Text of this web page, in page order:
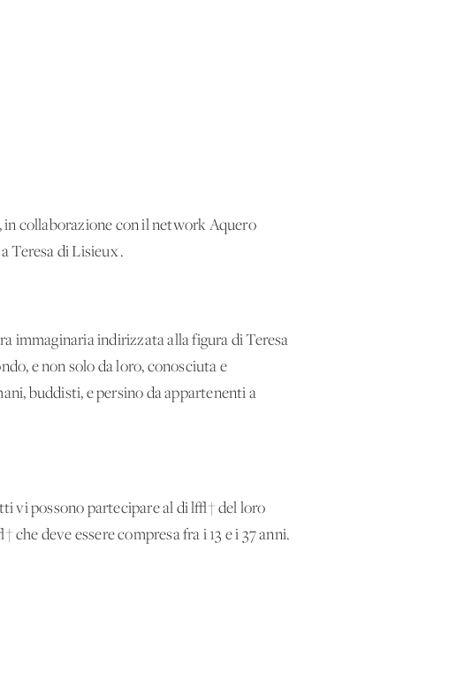
collaborazione con il network Aquero
Teresa di Lisieux'.
immaginaria indirizzata alla figura di Teresa
e non solo da loro, conosciuta e
buddisti, e persino da appartenenti a
vi possono partecipare al di l√† del loro
deve essere compresa fra i 13 e i 37 anni.